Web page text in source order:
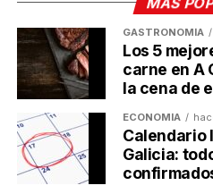
GASTRONOMÍA
Los 5
carne en A
la cena de
ECONOMÍA
Calendario
Galicia: